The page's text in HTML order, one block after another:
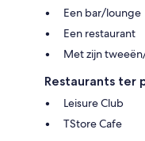
Een bar/lounge
Een restaurant
Met zijn
Restaurants ter
Leisure Club
TStore Cafe